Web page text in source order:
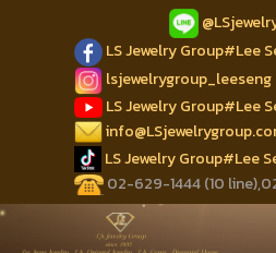
LS Jewelry Group#Lee
lsjewelrygroup_leeseng
LS Jewelry Group#Lee
LS Jewelry Group#Lee
02-629-1444 (10